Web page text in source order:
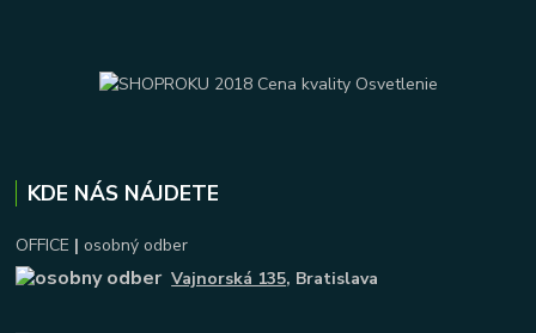
KDE NÁS NÁJDETE
OFFICE | osobný odber
Vajnorská 135, Bratislava